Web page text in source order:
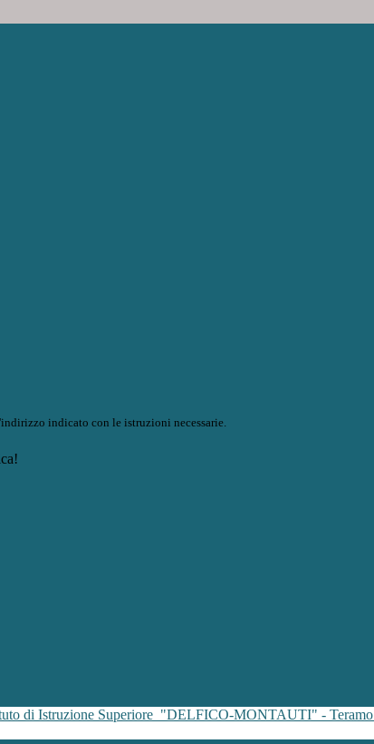
indicato con le istruzioni necessarie.
di Istruzione Superiore "DELFICO-MONTAUTI" - Teramo